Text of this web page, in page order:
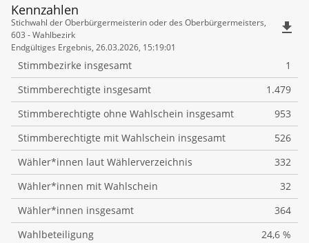
Kennzahlen
Kennzahlen
Stichwahl der Oberbürgermeisterin oder des Oberbürgermeisters,
603 - Wahlbezirk
Endgültiges Ergebnis, 26.03.2026, 15:19:01
file_download
Stimmbezirke insgesamt
1
Stimmberechtigte insgesamt
1.479
Stimmberechtigte ohne Wahlschein insgesamt
953
Stimmberechtigte mit Wahlschein insgesamt
526
Wähler*innen laut Wählerverzeichnis
332
Wähler*innen mit Wahlschein
32
Wähler*innen insgesamt
364
Wahlbeteiligung
24,6 %